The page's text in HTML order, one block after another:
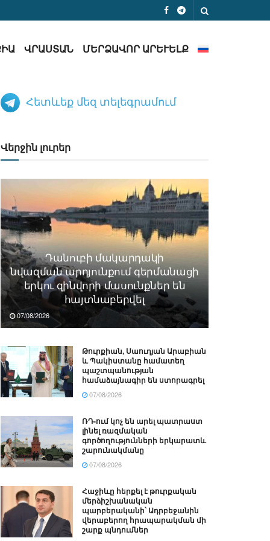
ՎՐԱՍՏԱՆ ՄԵՐՁԱՎՈՐ ԱՐԵՒԵԼՔ
Հետևեք մեզ տելեգրամում
Վերջին լուրեր
Դանուբի մակարդակի
նվազման արդյունքում գերմանացի
երկու զինվորի մասունքներ են
հայտնաբերվել
07/08/2026
Թուրքիան, Սաուդյան Արաբիան
և Պակիստանը համատեղ
պաշտպանության
համաձայնագիր են ստորագրել
07/08/2026
ՌԴ-ում կոչ են արել պատրաստ
լինել ռազմական
գործողությունների երկարատև
շարունակմանը
07/08/2026
Հաջիևը հերքել է թուրքական
մերձիշխանական
պարբերականի՝ Ադրբեջանին
վերաբերող հրապարակման մի
շարք պնդումներ